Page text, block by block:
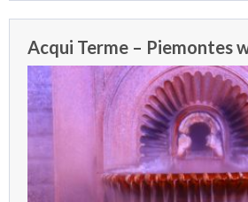
Acqui Terme – Piemontes